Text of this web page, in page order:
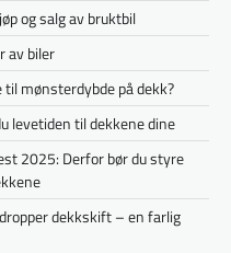
og salg av bruktbil
av biler
til mønsterdybde på dekk?
levetiden til dekkene dine
2025: Derfor bør du styre
dekkskift – en farlig